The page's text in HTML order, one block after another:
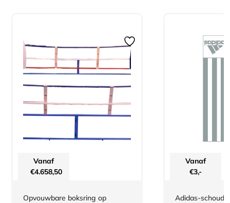
Vanaf
€4.658,50
Opvouwbare boksring op
Vanaf
€3,-
Adidas-